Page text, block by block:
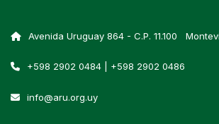
Avenida Uruguay 864 - C.P. 11.100
+598 2902 0484 | +598 2902 0486
info@aru.org.uy